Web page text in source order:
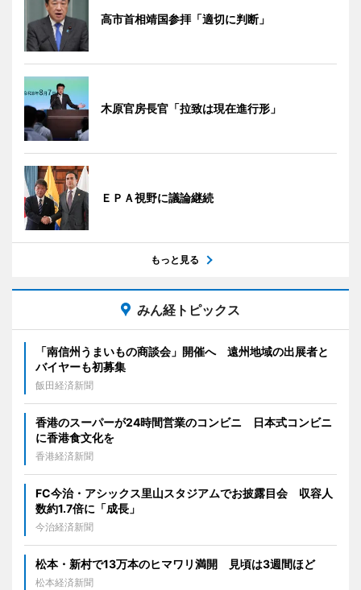
高市首相靖国参拝「適切に判断」
木原官房長官「拉致は現在進行形」
ＥＰＡ視野に議論継続
もっと見る
みん経トピックス
「南信州うまいもの商談会」開催へ 遠州地域の出展者と
バイヤーも初募集
飯田経済新聞
香港のスーパーが24時間営業のコンビニ 日本式コンビニ
に香港食文化を
香港経済新聞
FC今治・アシックス里山スタジアムでお披露目会 収容人
数約1.7倍に「成長」
今治経済新聞
松本・新村で13万本のヒマワリ満開 見頃は3週間ほど
松本経済新聞